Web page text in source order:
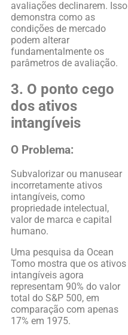
avaliações declinarem. Isso
demonstra como as
condições de mercado
podem alterar
fundamentalmente os
parâmetros de avaliação.
3. O ponto cego
dos ativos
intangíveis
O Problema:
Subvalorizar ou manusear
incorretamente ativos
intangíveis, como
propriedade intelectual,
valor de marca e capital
humano.
Uma pesquisa da Ocean
Tomo mostra que os ativos
intangíveis agora
representam 90% do valor
total do S&P 500, em
comparação com apenas
17% em 1975.